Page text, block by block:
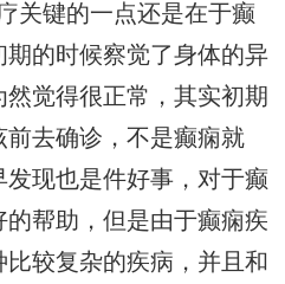
关键的一点还是在于癫
的时候察觉了身体的异
觉得很正常，其实初期
去确诊，不是癫痫就
现也是件好事，对于癫
帮助，但是由于癫痫疾
较复杂的疾病，并且和